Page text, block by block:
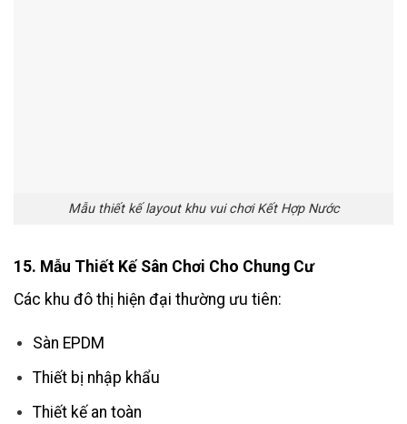
Mẫu thiết kế layout khu vui chơi Kết Hợp Nước
15. Mẫu Thiết Kế Sân Chơi Cho Chung Cư
Các khu đô thị hiện đại thường ưu tiên:
Sàn EPDM
Thiết bị nhập khẩu
Thiết kế an toàn